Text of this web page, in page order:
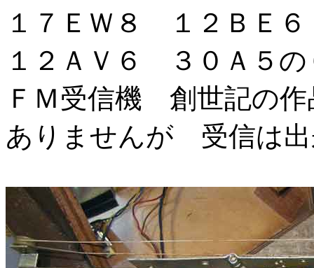
１７ＥＷ８ １２Ｂ
１２ＡＶ６ ３０Ａ５
ＦＭ受信機 創世記の
ありませんが 受信は